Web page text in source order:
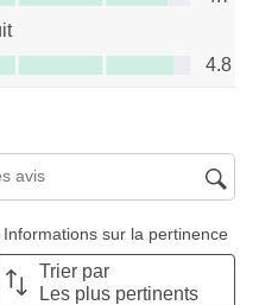
4.8 sur 5
4.8
d'avis
Informations sur la pertinence
Trier par
Les plus pertinents